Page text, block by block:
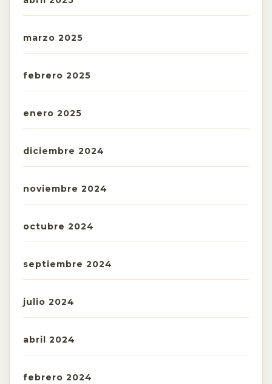
marzo 2025
febrero 2025
enero 2025
diciembre 2024
noviembre 2024
octubre 2024
septiembre 2024
julio 2024
abril 2024
febrero 2024